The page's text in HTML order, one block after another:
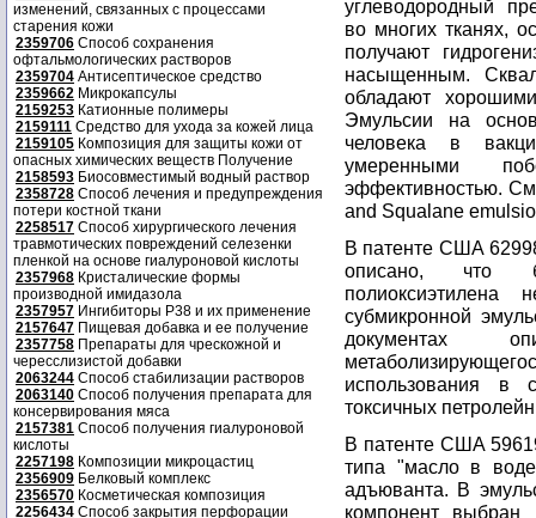
изменений, связанных с процессами
старения кожи
2359706 Способ сохранения
офтальмологических растворов
2359704 Антисептическое средство
2359662 Микрокапсулы
2159253 Катионные полимеры
2159111 Средство для ухода за кожей лица
2159105 Композиция для защиты кожи от
опасных химических веществ Получение
2158593 Биосовместимый водный раствор
2358728 Способ лечения и предупреждения
потери костной ткани
2258517 Способ хирургического лечения
травмотических повреждений селезенки
пленкой на основе гиалуроновой кислоты
2357968 Кристалические формы
производной имидазола
2357957 Ингибиторы P38 и их применение
2157647 Пищевая добавка и ее получение
2357758 Препараты для чрескожной и
чересслизистой добавки
2063244 Способ стабилизации растворов
2063140 Способ получения препарата для
консервирования мяса
2157381 Способ получения гиалуроновой
кислоты
2257198 Композиции микроцастиц
2356909 Белковый комплекс
2356570 Косметическая композиция
2256434 Способ закрытия перфорации
углеводородный
во многих тканях,
получают
насыщенным.
обладают
Эмульсии на
человека в
умеренными
эффективностью.
and Squalane
В патенте США
описано, что
субмикронной
документах
использования в
токсичных
В патенте США
типа "масло в
адъюванта. В
компонент